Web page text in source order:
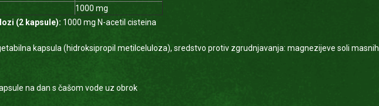
1000 mg
(2 kapsule): 1000 mg N-acetil cisteina
kapsula (hidroksipropil metilceluloza), sredstvo protiv zgrudnjavanja: magnezijeve soli masnih
na dan s čašom vode uz obrok